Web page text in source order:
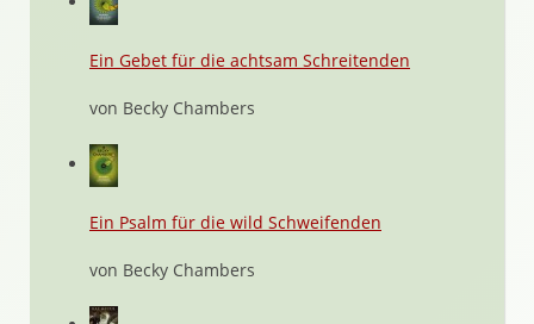
Ein Gebet für die achtsam Schreitenden
von Becky Chambers
Ein Psalm für die wild Schweifenden
von Becky Chambers